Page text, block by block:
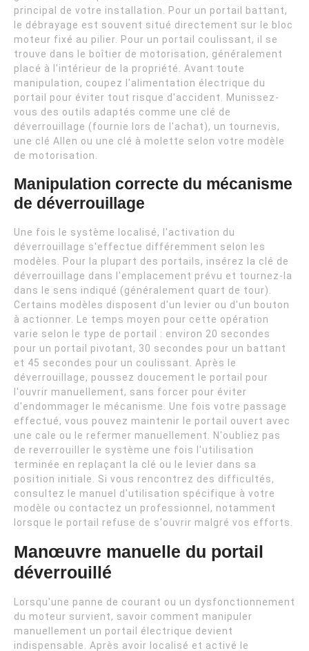
principal de votre installation. Pour un portail battant,
le débrayage est souvent situé directement sur le bloc
moteur fixé au pilier. Pour un portail coulissant, il se
trouve dans le boîtier de motorisation, généralement
placé à l'intérieur de la propriété. Avant toute
manipulation, coupez l'alimentation électrique du
portail pour éviter tout risque d'accident. Munissez-
vous des outils adaptés comme une clé de
déverrouillage (fournie lors de l'achat), un tournevis,
une clé Allen ou une clé à molette selon votre modèle
de motorisation.
Manipulation correcte du mécanisme
de déverrouillage
Une fois le système localisé, l'activation du
déverrouillage s'effectue différemment selon les
modèles. Pour la plupart des portails, insérez la clé de
déverrouillage dans l'emplacement prévu et tournez-la
dans le sens indiqué (généralement quart de tour).
Certains modèles disposent d'un levier ou d'un bouton
à actionner. Le temps moyen pour cette opération
varie selon le type de portail : environ 20 secondes
pour un portail pivotant, 30 secondes pour un battant
et 45 secondes pour un coulissant. Après le
déverrouillage, poussez doucement le portail pour
l'ouvrir manuellement, sans forcer pour éviter
d'endommager le mécanisme. Une fois votre passage
effectué, vous pouvez maintenir le portail ouvert avec
une cale ou le refermer manuellement. N'oubliez pas
de reverrouiller le système une fois l'utilisation
terminée en replaçant la clé ou le levier dans sa
position initiale. Si vous rencontrez des difficultés,
consultez le manuel d'utilisation spécifique à votre
modèle ou contactez un professionnel, notamment
lorsque le portail refuse de s'ouvrir malgré vos efforts.
Manœuvre manuelle du portail
déverrouillé
Lorsqu'une panne de courant ou un dysfonctionnement
du moteur survient, savoir comment manipuler
manuellement un portail électrique devient
indispensable. Après avoir localisé et activé le